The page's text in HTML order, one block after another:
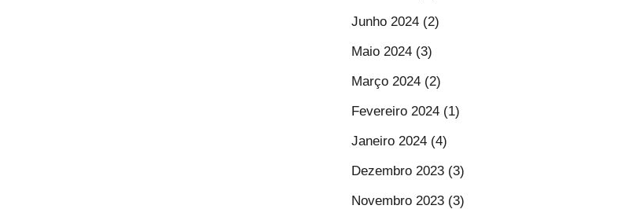
Junho 2024 (2)
Maio 2024 (3)
Março 2024 (2)
Fevereiro 2024 (1)
Janeiro 2024 (4)
Dezembro 2023 (3)
Novembro 2023 (3)